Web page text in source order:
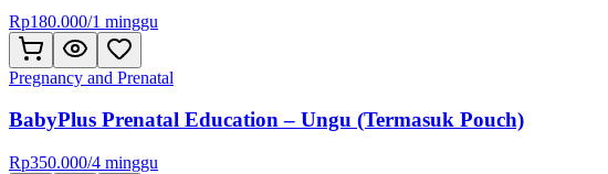
Rp180.000/1 minggu
Pregnancy and Prenatal
BabyPlus Prenatal Education – Ungu (Termasuk Pouch)
Rp350.000/4 minggu